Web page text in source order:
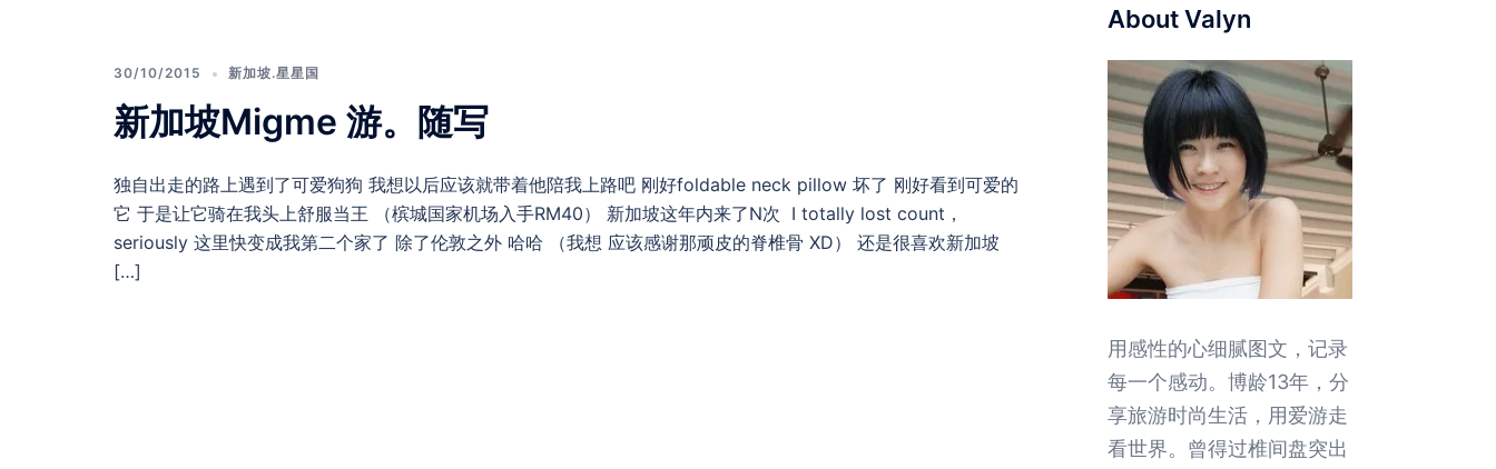
30/10/2015 新加坡.星星国
新加坡Migme 游。随写
独自出走的路上遇到了可爱狗狗 我想以后应该就带着他陪我上路吧 刚好foldable neck pillow 坏了 刚好看到可爱的
它 于是让它骑在我头上舒服当王 （槟城国家机场入手RM40） 新加坡这年内来了N次 I totally lost count，
seriously 这里快变成我第二个家了 除了伦敦之外 哈哈 （我想 应该感谢那顽皮的脊椎骨 XD） 还是很喜欢新加坡
[…]
About Valyn
用感性的心细腻图文，记录
每一个感动。博龄13年，分
享旅游时尚生活，用爱游走
看世界。曾得过椎间盘突出